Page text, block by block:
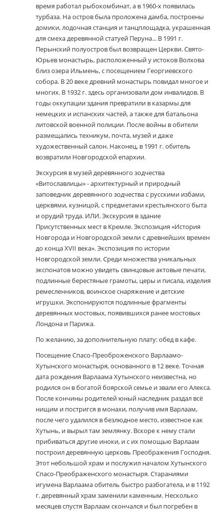
время работал рыбокомбинат, а в 1960-х появилась
турбаза. На остров была проложена дамба, построены
домики, лодочная станция и танцплощадка, украшенная
для смеха деревянной статуей Перуна... В 1991 г.
Перынский полуостров был возвращен Церкви. Свято-
Юрьев монастырь, расположенный у истоков Волхова
близ озера Ильмень, с посещением Георгиевского
собора. В 20 веке древний монастырь повидал многое и
многих. В 1932 г. здесь организовали дом инвалидов. В
годы оккупации здания превратили в казармы для
немецких и испанских частей, а также для батальона
литовской военной полиции. После войны в обители
размещались техникум, почта, музей и даже
художественный салон. Наконец, в 1991 г. обитель
возвратили Новгородской епархии.
Экскурсия в музей деревянного зодчества
«Витославлицы» - архитектурный и природный
заповедник деревянного зодчества с русскими избами,
церквями, кузницой, с предметами крестьянского быта
и орудий труда. ИЛИ. Экскурсия в здание
Присутственных мест в Кремле. Экспозиция «История
Новгорода и Новгородской земли с древнейших времен
до конца XVII века». Экспозиция по истории
Новгородской земли. Среди множества уникальных
экспонатов можно увидеть свинцовые актовые печати,
подлинные берестяные грамоты, церы и писала, изделия
ремесленников, воинское снаряжение и детские
игрушки. Экспонируются подлинные фрагменты
деревянных мостовых, появившихся ранее мостовых
Лондона и Парижа.
По желанию, за дополнительную плату: обед в кафе.
Посещение Спасо-Преоброженского Варлаамо-
Хутынского монастыря, основанного в 12 веке. Точная
дата рождения Варлаама Хутынского неизвестна, но
родился он в богатой боярской семье и звали его Алекса.
После кончины родителей юный наследник раздал всё
нищим и постригся в монахи, получив имя Варлаам,
после чего удалился в безлюдное место, известное как
Хутынь, и вырыл там землянку. Вскоре к нему стали
прибиваться другие иноки, и с их помощью Варлаам
построил деревянную церковь Преображения Господня.
Этот небольшой храм и послужил началом Хутынского
Спасо-Преображенского монастыря. Стараниями
игумена Варлаама обитель быстро разбогатела, и в 1192
г. деревянный храм заменили каменным. Несколько
месяцев спустя Варлаам скончался и был погребен в